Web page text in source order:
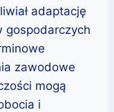
adaptację
gospodarczych
zawodowe
mogą
i